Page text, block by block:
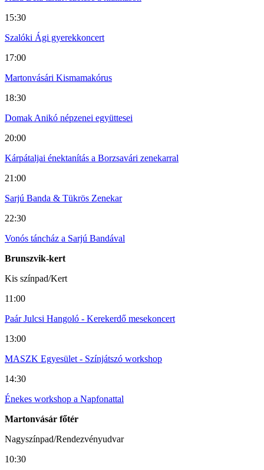
15:30
Szalóki Ági gyerekkoncert
17:00
Martonvásári Kismamakórus
18:30
Domak Anikó népzenei együttesei
20:00
Kárpátaljai énektanítás a Borzsavári zenekarral
21:00
Sarjú Banda & Tükrös Zenekar
22:30
Vonós táncház a Sarjú Bandával
Brunszvik-kert
Kis színpad/Kert
11:00
Paár Julcsi Hangoló - Kerekerdő mesekoncert
13:00
MASZK Egyesület - Színjátszó workshop
14:30
Énekes workshop a Napfonattal
Martonvásár főtér
Nagyszínpad/Rendezvényudvar
10:30